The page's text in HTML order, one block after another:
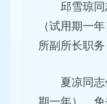
邱雪琼
（试用期一
所副所长职务
夏凉同